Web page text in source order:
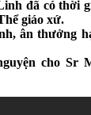
đã có thời
giáo xứ.
ân thưởng
cho Sr